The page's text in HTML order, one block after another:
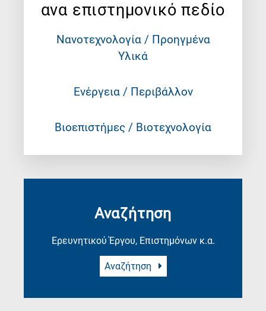
ανα επιστημονικό πεδίο
Νανοτεχνολογία / Προηγμένα
Υλικά
Ενέργεια / Περιβάλλον
Βιοεπιστήμες / Βιοτεχνολογία
Αναζήτηση
Ερευνητικού Έργου, Επιστημόνων κ.α.
Αναζήτηση